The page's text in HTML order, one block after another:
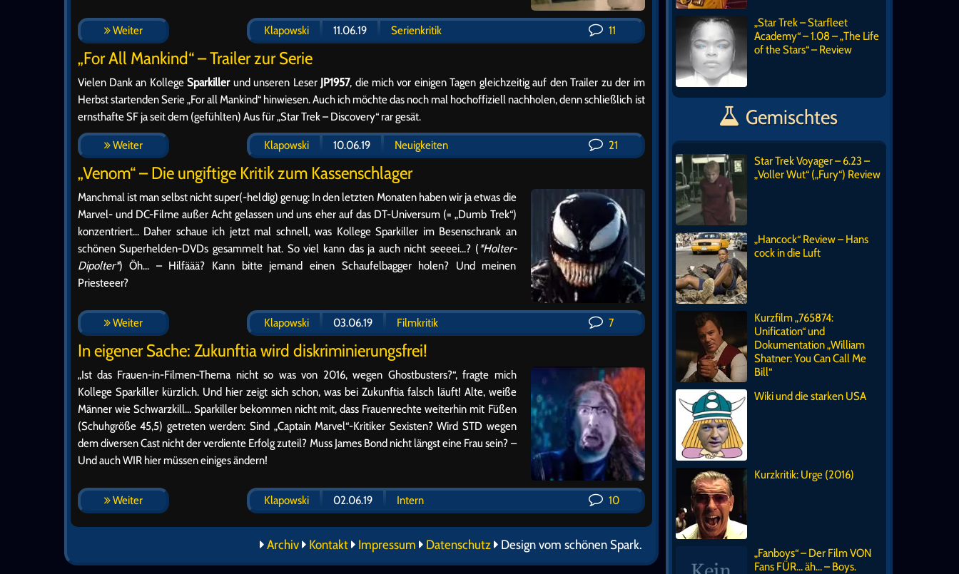
Weiter Klapowski 11.06.19 Serienkritik 11
„For All Mankind“ – Trailer zur Serie
Vielen Dank an KollegeSparkillerund unseren Leser JP1957, die mich vor einigen Tagen gleichzeitig auf den Trailer zu der im
Herbst startenden Serie „For all Mankind“ hinwiesen. Auch ich möchte das noch mal hochoffiziell nachholen, denn schließlich ist
ernsthafte SF ja seit dem (gefühlten) Aus für „Star Trek – Discovery“ rar gesät.
Weiter Klapowski 10.06.19 Neuigkeiten 21
„Venom“ – Die ungiftige Kritik zum Kassenschlager
Manchmal ist man selbst nicht super(-heldig) genug: In den letzten Monaten haben wir ja etwas die
Marvel- und DC-Filme außer Acht gelassen und uns eher auf das DT-Universum (= „Dumb Trek“)
konzentriert… Daher schaue ich jetzt mal schnell, was Kollege Sparkiller im Besenschrank an
schönen Superhelden-DVDs gesammelt hat. So viel kann das ja auch nicht seeeei…? (*Holter-
Dipolter*) Öh… – Hilfäää? Kann bitte jemand einen Schaufelbagger holen? Und meinen
Priesteeer?
Weiter Klapowski 03.06.19 Filmkritik 7
In eigener Sache: Zukunftia wird diskriminierungsfrei!
„Ist das Frauen-in-Filmen-Thema nicht so was von 2016, wegen Ghostbusters?“, fragte mich
Kollege Sparkiller kürzlich. Und hier zeigt sich schon, was bei Zukunftia falsch läuft! Alte, weiße
Männer wie Schwarzkill… Sparkiller bekommen nicht mit, dass Frauenrechte weiterhin mit Füßen
(Schuhgröße 45,5) getreten werden: Sind „Captain Marvel“-Kritiker Sexisten? Wird STD wegen
dem diversen Cast nicht der verdiente Erfolg zuteil? Muss James Bond nicht längst eine Frau sein? –
Und auch WIR hier müssen einiges ändern!
Weiter Klapowski 02.06.19 Intern 10
Archiv Kontakt Impressum Datenschutz Design vom schönen Spark.
„Star Trek – Starfleet
Academy“ – 1.08 – „The Life
of the Stars“ – Review
Gemischtes
Star Trek Voyager – 6.23 –
„Voller Wut“ („Fury“) Review
„Hancock“ Review – Hans
cock in die Luft
Kurzfilm „765874:
Unification“ und
Dokumentation „William
Shatner: You Can Call Me
Bill“
Wiki und die starken USA
Kurzkritik: Urge (2016)
„Fanboys“ – Der Film VON
Fans FÜR… äh… – Boys.